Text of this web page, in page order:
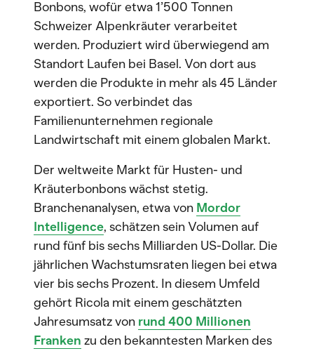
Bonbons, wofür etwa 1’500 Tonnen
Schweizer Alpenkräuter verarbeitet
werden. Produziert wird überwiegend am
Standort Laufen bei Basel. Von dort aus
werden die Produkte in mehr als 45 Länder
exportiert. So verbindet das
Familienunternehmen regionale
Landwirtschaft mit einem globalen Markt.
Der weltweite Markt für Husten- und
Kräuterbonbons wächst stetig.
Branchenanalysen, etwa von Mordor
Intelligence, schätzen sein Volumen auf
rund fünf bis sechs Milliarden US-Dollar. Die
jährlichen Wachstumsraten liegen bei etwa
vier bis sechs Prozent. In diesem Umfeld
gehört Ricola mit einem geschätzten
Jahresumsatz von rund 400 Millionen
Franken zu den bekanntesten Marken des